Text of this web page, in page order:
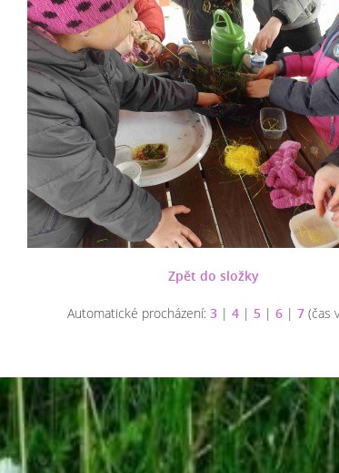
Zpět do složky
Automatické procházení: 3| 4| 5| 6| 7(čas